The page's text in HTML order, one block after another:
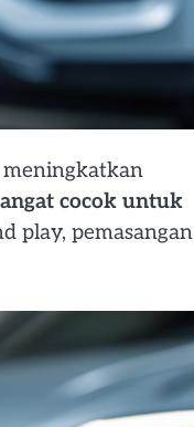
meningkatkan
cocok untuk
play, pemasangan